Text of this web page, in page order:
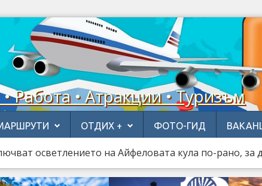
Работа • Атракции • Туризъм
ОТДИХ + ФОТО-ГИД
осветлението на Айфеловата кула по-рано, за